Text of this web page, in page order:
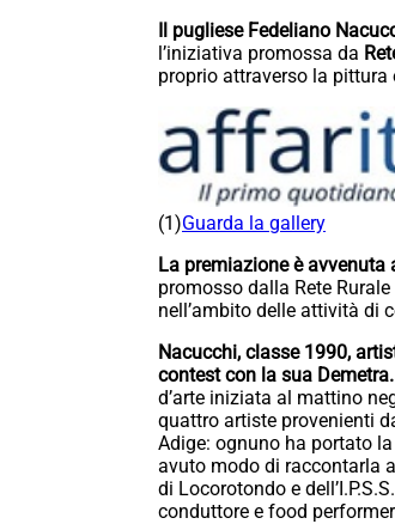
Il pugliese Fedeliano
l’iniziativa promossa da
proprio attraverso la pittura
(1)Guarda la gallery
La premiazione è
promosso dalla Rete
nell’ambito delle attività di
Nacucchi, classe 1990,
contest con la sua Demetra.
d’arte iniziata al mattino
quattro artiste provenienti
Adige: ognuno ha portato
avuto modo di raccontarla
di Locorotondo e
conduttore e food performer